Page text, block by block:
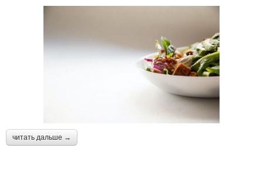
читать дальше →